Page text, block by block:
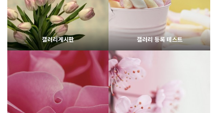
웹사이팅
웹사이팅
2170
02-06
웹사이팅
갤러리게시판
1811
02-07
웹사이팅
갤러리 등록 테스트